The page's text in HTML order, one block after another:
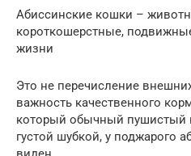
Абиссинские кошки –
короткошерстные,
жизни
Это не перечисление
важность качественного
который обычный пушистый
густой шубкой, у поджарого